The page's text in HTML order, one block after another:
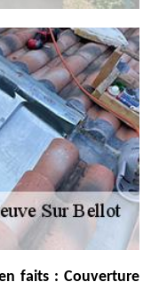
faits : Couverture